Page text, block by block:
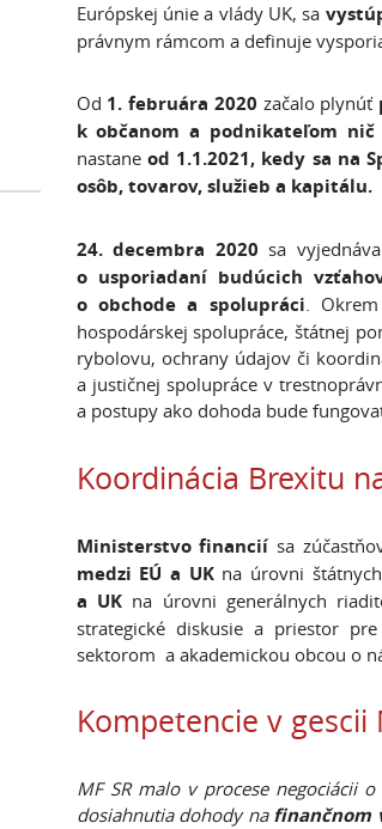
Európskej únie a vlády UK, sa
právnym rámcom a definuje
Od 1. februára 2020 začalo plynúť
k občanom a podnikateľom
nastane od 1.1.2021, kedy sa na
osôb, tovarov, služieb a kapitálu.
24. decembra 2020 sa
o usporiadaní budúcich
o obchode a spolupráci.
hospodárskej spolupráce, štátnej
rybolovu, ochrany údajov či
a justičnej spolupráce v
a postupy ako dohoda bude
Koordinácia Brexitu
Ministerstvo financií sa
medzi EÚ a UKna úrovni
a UKna úrovni generálnych
strategické diskusie a priestor
sektorom a akademickou obcou o
Kompetencie v gescii
MF SR malo v procese negociácii
dosiahnutia dohody na finančnom